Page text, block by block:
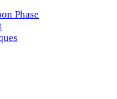
Phase